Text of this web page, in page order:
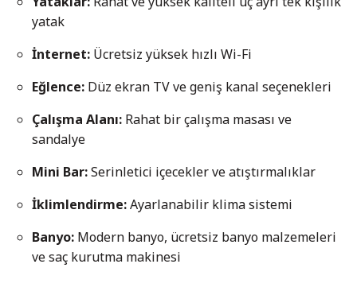
yatak
İnternet: Ücretsiz yüksek hızlı Wi-Fi
Eğlence: Düz ekran TV ve geniş kanal seçenekleri
Çalışma Alanı: Rahat bir çalışma masası ve
sandalye
Mini Bar:Serinletici içecekler ve atıştırmalıklar
İklimlendirme:Ayarlanabilir klima sistemi
Banyo: Modern banyo, ücretsiz banyo malzemeleri
ve saç kurutma makinesi